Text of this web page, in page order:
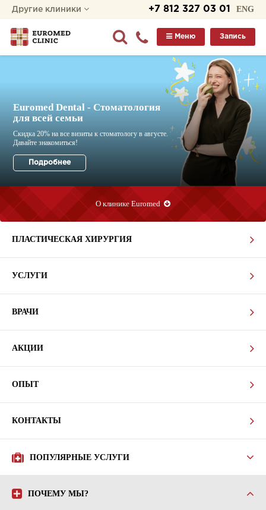
ENG
+7 812 327 03 01
Другие клиники
Запись
Меню
О клинике Euromed
ПЛАСТИЧЕСКАЯ ХИРУРГИЯ
УСЛУГИ
ВРАЧИ
АКЦИИ
ОПЫТ
КОНТАКТЫ
ПОПУЛЯРНЫЕ УСЛУГИ
ПОЧЕМУ МЫ?
Euromed Dental - Стоматология
для всей семьи